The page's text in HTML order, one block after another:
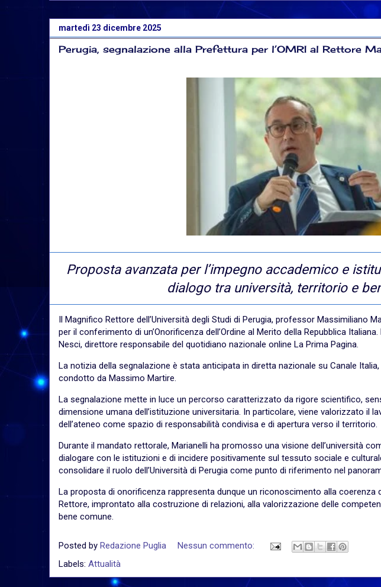
martedì 23 dicembre 2025
Perugia, segnalazione alla Prefettura per l’OMRI al Rettore
Proposta avanzata per l’impegno accademico e
dialogo tra università, territorio e
Il Magnifico Rettore dell’Università degli Studi di Perugia, professor Massimiliano
per il conferimento di un’Onorificenza dell’Ordine al Merito della Repubblica
Nesci, direttore responsabile del quotidiano nazionale online La Prima Pagina.
La notizia della segnalazione è stata anticipata in diretta nazionale su Canale
condotto da Massimo Martire.
La segnalazione mette in luce un percorso caratterizzato da rigore scientifico,
dimensione umana dell’istituzione universitaria. In particolare, viene valorizzato il
dell’ateneo come spazio di responsabilità condivisa e di apertura verso il territorio.
Durante il mandato rettorale, Marianelli ha promosso una visione dell’università
dialogare con le istituzioni e di incidere positivamente sul tessuto sociale e
consolidare il ruolo dell’Università di Perugia come punto di riferimento nel
La proposta di onorificenza rappresenta dunque un riconoscimento alla
Rettore, improntato alla costruzione di relazioni, alla valorizzazione delle
bene comune.
Posted by Redazione Puglia
Nessun commento:
Labels: Attualità